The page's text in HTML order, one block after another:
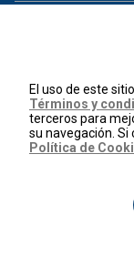
El uso de este
Términos y
terceros para
su navegación. Si
Política de